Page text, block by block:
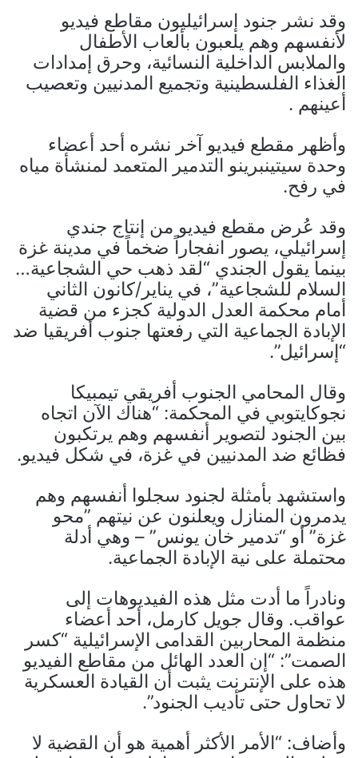
وقد نشر جنود إسرائيليون مقاطع فيديو
لأنفسهم وهم يلعبون بألعاب الأطفال
والملابس الداخلية النسائية، وحرق إمدادات
الغذاء الفلسطينية وتجميع المدنيين وتعصيب
أعينهم .
وأظهر مقطع فيديو آخر نشره أحد أعضاء
وحدة سيتينبرينو التدمير المتعمد لمنشأة مياه
في رفح.
وقد عُرض مقطع فيديو من إنتاج جندي
إسرائيلي، يصور انفجاراً ضخماً في مدينة غزة
بينما يقول الجندي “لقد ذهب حي الشجاعية…
السلام للشجاعية”، في يناير/كانون الثاني
أمام محكمة العدل الدولية كجزء من قضية
الإبادة الجماعية التي رفعتها جنوب أفريقيا ضد
“إسرائيل”.
وقال المحامي الجنوب أفريقي تيمبيكا
نجوكايتوبي في المحكمة: “هناك الآن اتجاه
بين الجنود لتصوير أنفسهم وهم يرتكبون
فظائع ضد المدنيين في غزة، في شكل فيديو.
واستشهد بأمثلة لجنود سجلوا أنفسهم وهم
يدمرون المنازل ويعلنون عن نيتهم ​​​​”محو
غزة” أو “تدمير خان يونس” – وهي أدلة
محتملة على نية الإبادة الجماعية.
ونادراً ما أدت مثل هذه الفيديوهات إلى
عواقب. وقال جويل كارمل، أحد أعضاء
منظمة المحاربين القدامى الإسرائيلية “كسر
الصمت”: “إن العدد الهائل من مقاطع الفيديو
هذه على الإنترنت يثبت أن القيادة العسكرية
لا تحاول حتى تأديب الجنود”.
وأضاف: “الأمر الأكثر أهمية هو أن القضية لا